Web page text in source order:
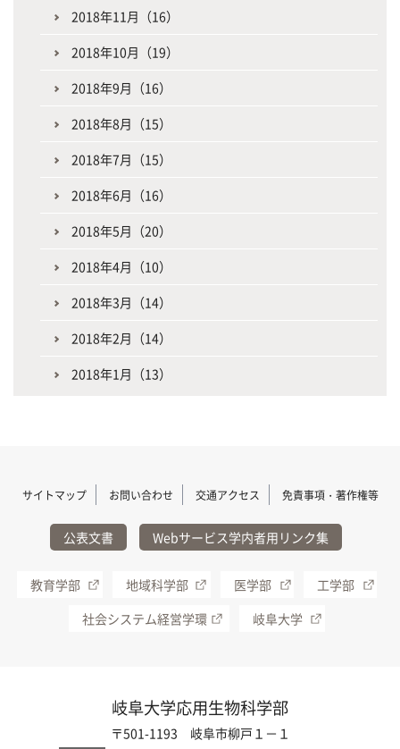
2018年11月（16）
2018年10月（19）
2018年9月（16）
2018年8月（15）
2018年7月（15）
2018年6月（16）
2018年5月（20）
2018年4月（10）
2018年3月（14）
2018年2月（14）
2018年1月（13）
サイトマップ お問い合わせ 交通アクセス 免責事項・著作権等
公表文書 Webサービス学内者用リンク集
教育学部 地域科学部 医学部
工学部
社会システム経営学環
岐阜大学
岐阜大学応用生物科学部
〒501-1193 岐阜市柳戸１－１